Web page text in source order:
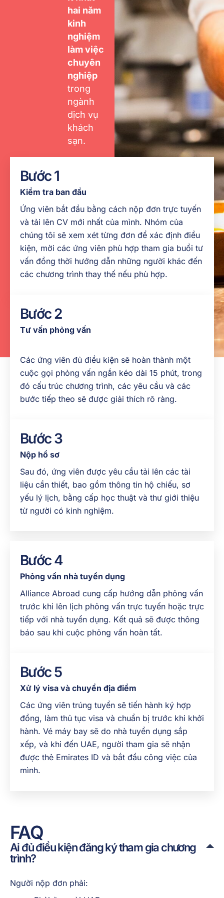
hai năm
kinh
nghiệm
làm việc
chuyên
nghiệp
trong
ngành
dịch vụ
khách
sạn.
chỉnh tề
, tuân
thủ các
tiêu
chuẩn
chăm
sóc cá
Bước 1
Kiểm tra ban đầu
Ứng viên bắt đầu bằng cách nộp đơn trực tuyến
và tải lên CV mới nhất của mình. Nhóm của
chúng tôi sẽ xem xét từng đơn để xác định điều
kiện, mời các ứng viên phù hợp tham gia buổi tư
vấn đồng thời hướng dẫn những người khác đến
các chương trình thay thế nếu phù hợp.
Bước 2
Tư vấn phỏng vấn
Các ứng viên đủ điều kiện sẽ hoàn thành một
cuộc gọi phỏng vấn ngắn kéo dài 15 phút, trong
đó cấu trúc chương trình, các yêu cầu và các
bước tiếp theo sẽ được giải thích rõ ràng.
Bước 3
Nộp hồ sơ
Sau đó, ứng viên được yêu cầu tải lên các tài
liệu cần thiết, bao gồm thông tin hộ chiếu, sơ
yếu lý lịch, bằng cấp học thuật và thư giới thiệu
từ người có kinh nghiệm.
Bước 4
Phỏng vấn nhà tuyển dụng
Alliance Abroad cung cấp hướng dẫn phỏng vấn
trước khi lên lịch phỏng vấn trực tuyến hoặc trực
tiếp với nhà tuyển dụng. Kết quả sẽ được thông
báo sau khi cuộc phỏng vấn hoàn tất.
Bước 5
Xử lý visa và chuyển địa điểm
Các ứng viên trúng tuyển sẽ tiến hành ký hợp
đồng, làm thủ tục visa và chuẩn bị trước khi khởi
hành. Vé máy bay sẽ do nhà tuyển dụng sắp
xếp, và khi đến UAE, người tham gia sẽ nhận
được thẻ Emirates ID và bắt đầu công việc của
mình.
FAQ
Ai đủ điều kiện đăng ký tham gia chương
trình?
Người nộp đơn phải: